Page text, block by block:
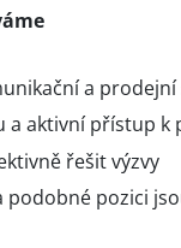
a
a aktivní přístup k
řešit výzvy
podobné pozici